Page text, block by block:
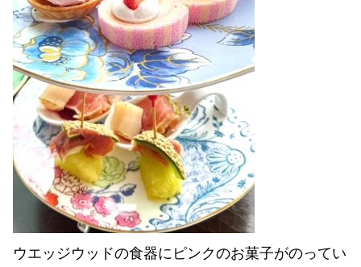
ウエッジウッドの食器にピンクのお菓子がのってい